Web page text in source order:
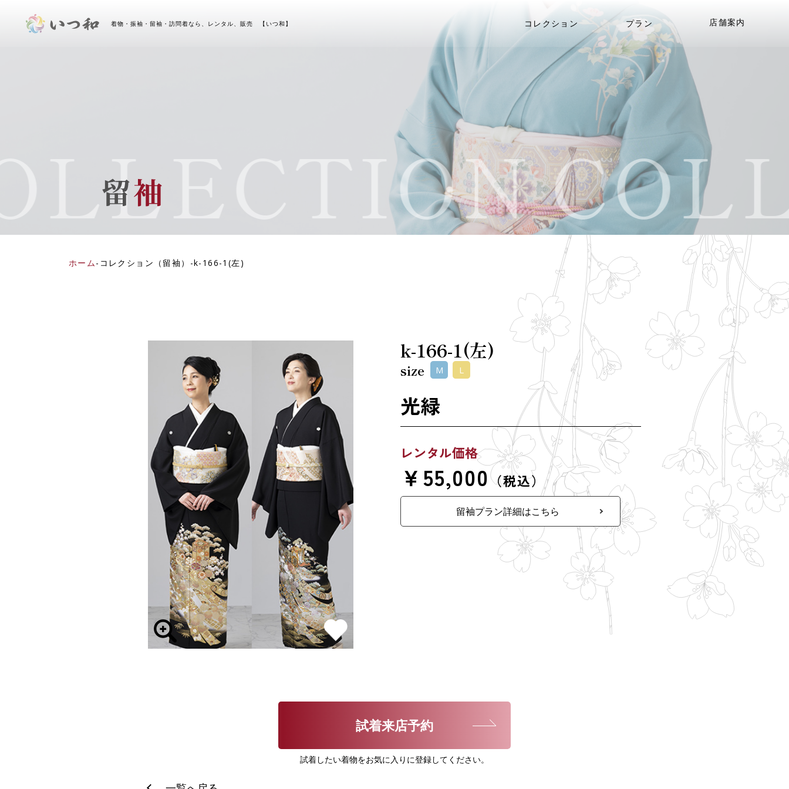
着物・振袖・留袖・訪問着なら、レンタル、販売 【いつ和】 コレクション プラン 店舗案内
留袖
ホーム- コレクション（留袖） -k-166-1(左)
k-166-1(左)
size M L
光緑
レンタル価格
￥55,000（税込）
留袖プラン詳細はこちら
試着来店予約
試着したい着物をお気に入りに登録してください。